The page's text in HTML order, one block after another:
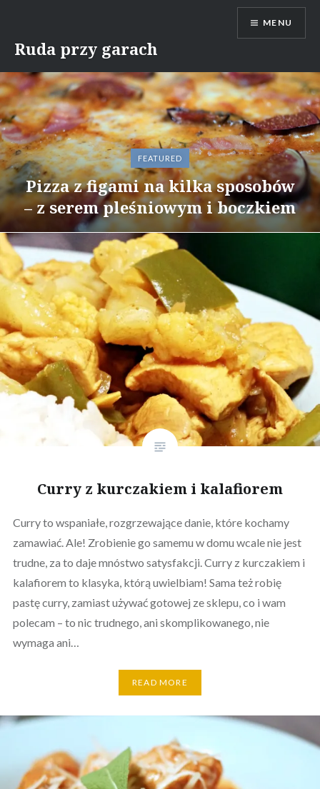
content
Ruda przy garach
MENU
Pizza z cukinią i czerwoną cebulą
Pizza z figami na kilka sposobów
– z serem pleśniowym i boczkiem
FEATURED
Pizza z kurkami i tymiankiem +
pizza klasyczna z salami
Pizza domowa – na super cienkim
cieście
Curry z kurczakiem i kalafiorem
Curry to wspaniałe, rozgrzewające danie, które kochamy
zamawiać. Ale! Zrobienie go samemu w domu wcale nie jest
trudne, za to daje mnóstwo satysfakcji. Curry z kurczakiem i
kalafiorem to klasyka, którą uwielbiam! Sama też robię
pastę curry, zamiast używać gotowej ze sklepu, co i wam
polecam – to nic trudnego, ani skomplikowanego, nie
wymaga ani…
READ MORE